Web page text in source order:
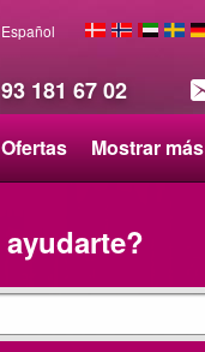
93 181 67 02
Español
Ofertas Mostrar más